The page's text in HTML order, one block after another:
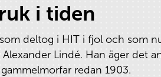
i tiden
deltog i HIT i fjol och som
Alexander Lindé. Han äger det
redan 1903.